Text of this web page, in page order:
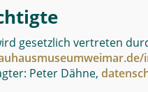
gesetzlich vertreten
Peter Dähne,